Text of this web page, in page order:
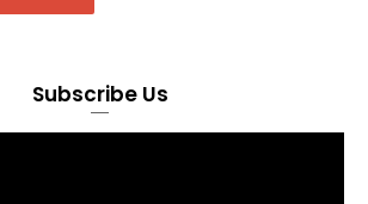
Subscribe Us